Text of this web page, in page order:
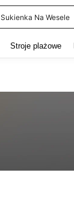
Sukienka Na Wesele
Stroje plażowe